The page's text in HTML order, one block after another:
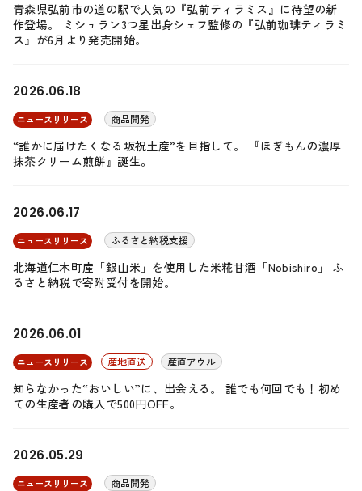
青森県弘前市の道の駅で人気の『弘前ティラミス』に待望の新
作登場。 ミシュラン3つ星出身シェフ監修の『弘前珈琲ティラミ
ス』が6月より発売開始。
2026.06.18
ニュースリリース 商品開発
“誰かに届けたくなる坂祝土産”を目指して。 『ほぎもんの濃厚
抹茶クリーム煎餅』誕生。
2026.06.17
ニュースリリース ふるさと納税支援
北海道仁木町産「銀山米」を使用した米糀甘酒「Nobishiro」 ふ
るさと納税で寄附受付を開始。
2026.06.01
ニュースリリース 産地直送 産直アウル
知らなかった“おいしい”に、出会える。 誰でも何回でも！初め
ての生産者の購入で500円OFF。
2026.05.29
ニュースリリース 商品開発